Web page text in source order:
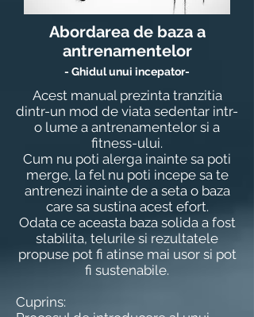
Abordarea de baza a
antrenamentelor
- Ghidul unui incepator-
Acest manual prezinta tranzitia
dintr-un mod de viata sedentar intr-
o lume a antrenamentelor si a
fitness-ului.
Cum nu poti alerga inainte sa poti
merge, la fel nu poti incepe sa te
antrenezi inainte de a seta o baza
care sa sustina acest efort.
Odata ce aceasta baza solida a fost
stabilita, telurile si rezultatele
propuse pot fi atinse mai usor si pot
fi sustenabile.
Cuprins: